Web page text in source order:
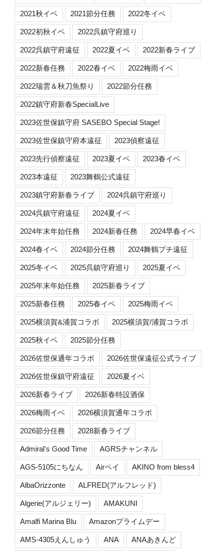
2021秋イベ 2021節分任務 2022冬イベ
2022初秋イベ 2022呉鎮守府巡り
2022呉鎮守府遠征 2022夏イベ 2022新春ライブ
2022新春任務 2022春イベ 2022梅雨イベ
2022瑞雲＆秋刀魚祭り 2022節分任務
2022鎮守府新春SpecialLive
2023佐世保鎮守府 SASEBO Special Stage!
2023佐世保鎮守府本遠征 2023偵察遠征
2023先行偵察遠征 2023夏イベ 2023春イベ
2023本遠征 2023舞鶴公式遠征
2023鎮守府新春ライブ 2024呉鎮守府巡り
2024呉鎮守府遠征 2024夏イベ
2024年末年始任務 2024新春任務 2024早春イベ
2024春イベ 2024節分任務 2024舞鶴プチ遠征
2025冬イベ 2025呉鎮守府巡り 2025夏イベ
2025年末年始任務 2025新春ライブ
2025新春任務 2025春イベ 2025梅雨イベ
2025横須賀&浦賀コラボ 2025横須賀/浦賀コラボ
2025秋イベ 2025節分任務
2026佐世保通年コラボ 2026佐世保遠征公式ライブ
2026佐世保鎮守府遠征 2026夏イベ
2026新春ライブ 2026新春特設酒保
2026梅雨イベ 2026横須賀通年コラボ
2026節分任務 2028新春ライブ
Admiral's Good Time AGRSチャンネル
AGS-5105にちなん Airペイ AKINO from bless4
AlbaOrizzonte ALFRED(アルフレッド)
Algerie(アルジェリー) AMAKUNI
Amalfi Marina Blu Amazonプライムデー
AMS-4305えんしゅう ANA ANAあきんど